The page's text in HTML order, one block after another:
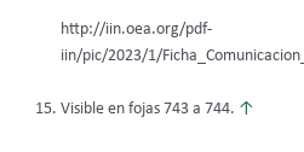
http://iin.oea.org/pdf-
iin/pic/2023/1/
Visible en fojas 743 a 744. ↑